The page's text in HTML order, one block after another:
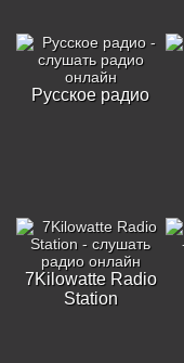
Русское радио
7Kilowatte Radio
Station